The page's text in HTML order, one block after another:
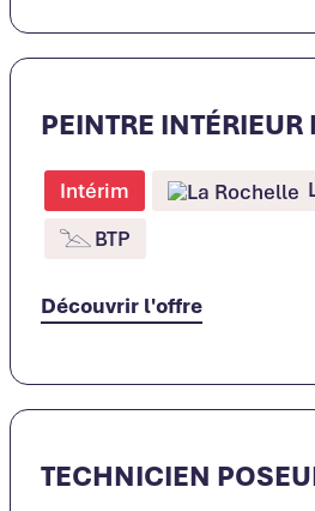
PEINTRE
Intérim
BTP
Découvrir l'offre
TECHNICIEN